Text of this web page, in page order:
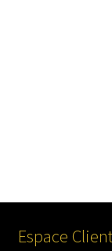
Espace